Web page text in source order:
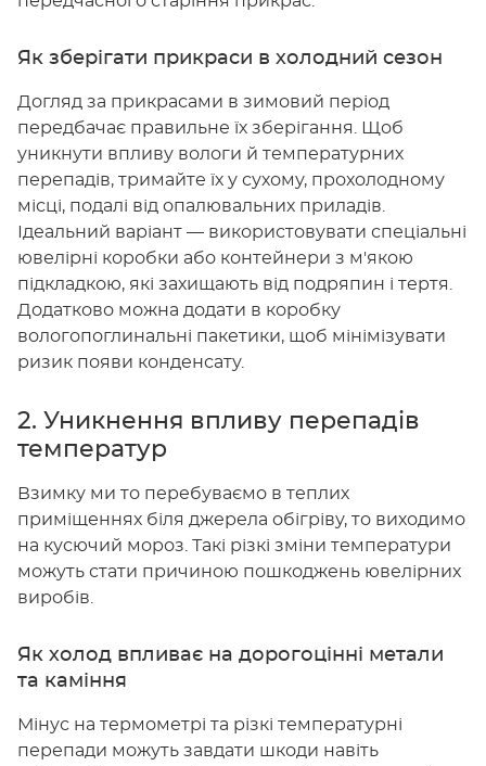
Як зберігати прикраси в холодний сезон
Догляд за прикрасами в зимовий період
передбачає правильне їх зберігання. Щоб
уникнути впливу вологи й температурних
перепадів, тримайте їх у сухому, прохолодному
місці, подалі від опалювальних приладів.
Ідеальний варіант — використовувати спеціальні
ювелірні коробки або контейнери з м'якою
підкладкою, які захищають від подряпин і тертя.
Додатково можна додати в коробку
вологопоглинальні пакетики, щоб мінімізувати
ризик появи конденсату.
2. Уникнення впливу перепадів
температур
Взимку ми то перебуваємо в теплих
приміщеннях біля джерела обігріву, то виходимо
на кусючий мороз. Такі різкі зміни температури
можуть стати причиною пошкоджень ювелірних
виробів.
Як холод впливає на дорогоцінні метали
та каміння
Мінус на термометрі та різкі температурні
перепади можуть завдати шкоди навіть